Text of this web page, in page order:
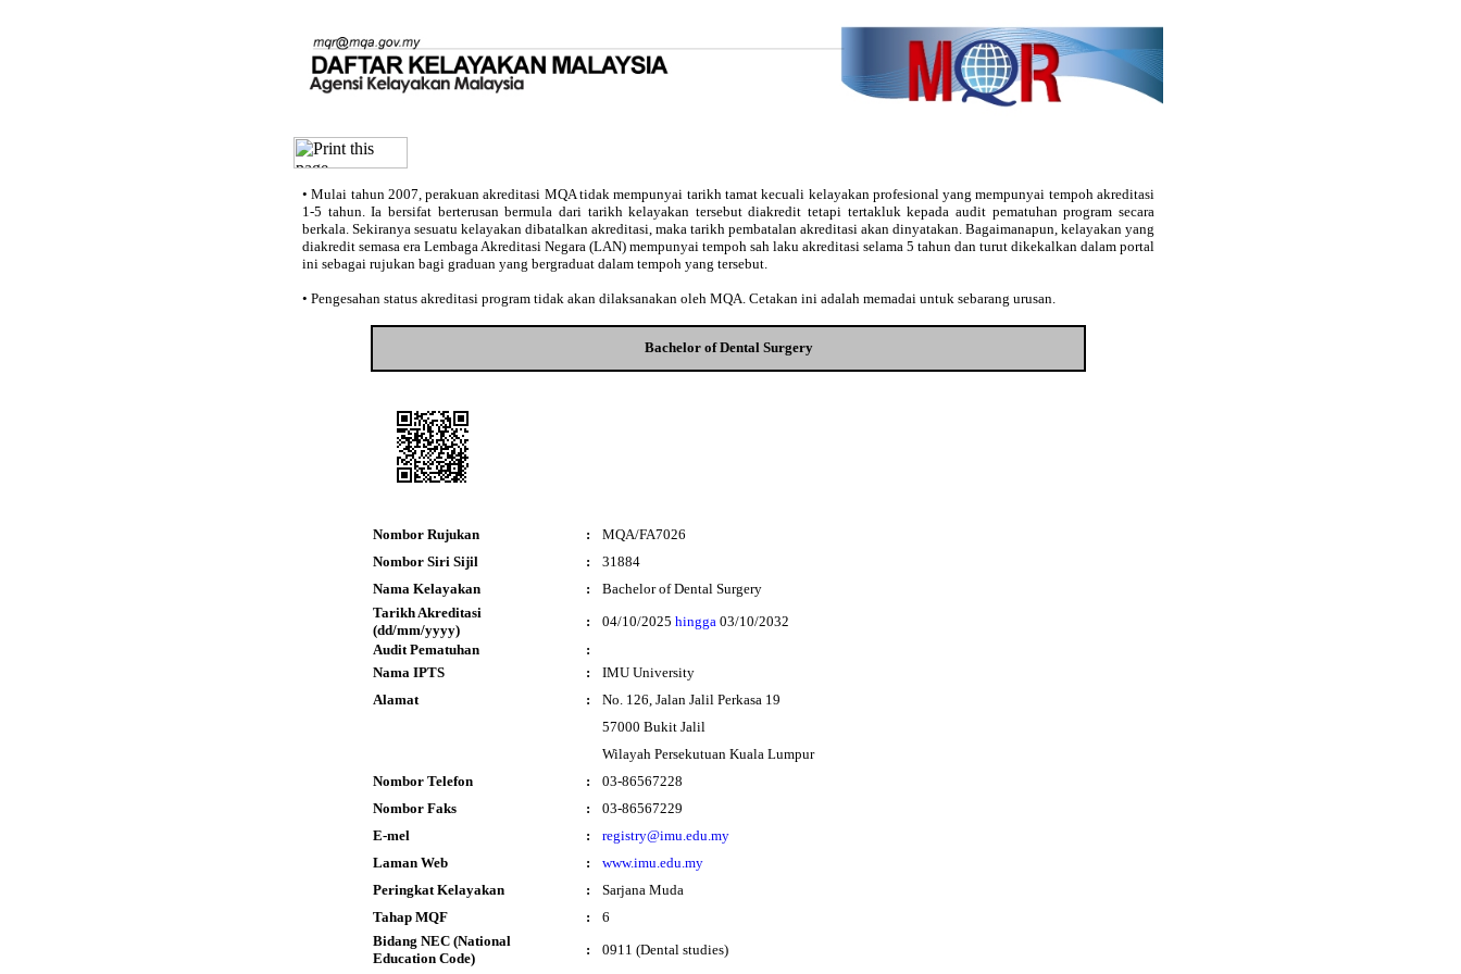
• Mulai tahun 2007, perakuan akreditasi MQA tidak mempunyai tarikh tamat kecuali kelayakan profesional yang mempunyai tempoh akreditasi
1-5 tahun. Ia bersifat berterusan bermula dari tarikh kelayakan tersebut diakredit tetapi tertakluk kepada audit pematuhan program secara
berkala. Sekiranya sesuatu kelayakan dibatalkan akreditasi, maka tarikh pembatalan akreditasi akan dinyatakan. Bagaimanapun, kelayakan yang
diakredit semasa era Lembaga Akreditasi Negara (LAN) mempunyai tempoh sah laku akreditasi selama 5 tahun dan turut dikekalkan dalam portal
ini sebagai rujukan bagi graduan yang bergraduat dalam tempoh yang tersebut.
• Pengesahan status akreditasi program tidak akan dilaksanakan oleh MQA. Cetakan ini adalah memadai untuk sebarang urusan.
Bachelor of Dental Surgery
Nombor Rujukan :
MQA/FA7026
Nombor Siri Sijil
:
31884
Nama Kelayakan
:
Bachelor of Dental Surgery
Tarikh Akreditasi
(dd/mm/yyyy)
: 04/10/2025 hingga 03/10/2032
Audit Pematuhan
:
Nama IPTS
:
IMU University
Alamat
:
No. 126, Jalan Jalil Perkasa 19
57000 Bukit Jalil
Wilayah Persekutuan Kuala Lumpur
Nombor Telefon
:
03-86567228
Nombor Faks
:
03-86567229
E-mel
:
registry@imu.edu.my
Laman Web
:
www.imu.edu.my
Peringkat Kelayakan
:
Sarjana Muda
Tahap MQF
:
6
Bidang NEC (National
Education Code)
:
0911 (Dental studies)